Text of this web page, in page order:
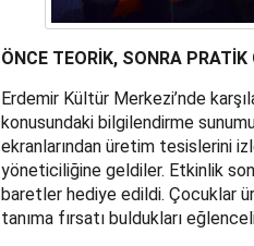
ÖNCE TEORİK, SONRA
Erdemir Kültür Merkezi’nde
konusundaki bilgilendirme
ekranlarından üretim tesislerini
yöneticiliğine geldiler. Etkinlik
baretler hediye edildi. Çocuklar
tanıma fırsatı buldukları